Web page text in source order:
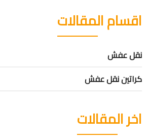
اقسام المقالات
نقل عفش
كراتين نقل عفش
اخر المقالات